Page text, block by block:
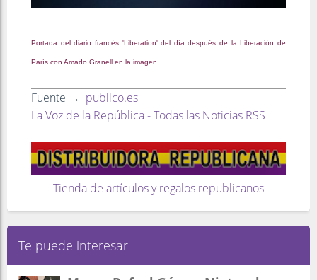
Portada del diario francés 'Liberation' del día después de la Liberación de
París con Amado Granell en la imagen
Fuente → publico.es
La Voz de la República - Todas las Noticias RSS
Tienda de artículos y regalos republicanos
Te puede interesar